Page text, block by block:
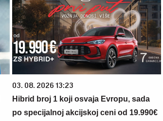
03. 08. 2026 13:23
Hibrid broj 1 koji osvaja Evropu, sada
po specijalnoj akcijskoj ceni od 19.990€